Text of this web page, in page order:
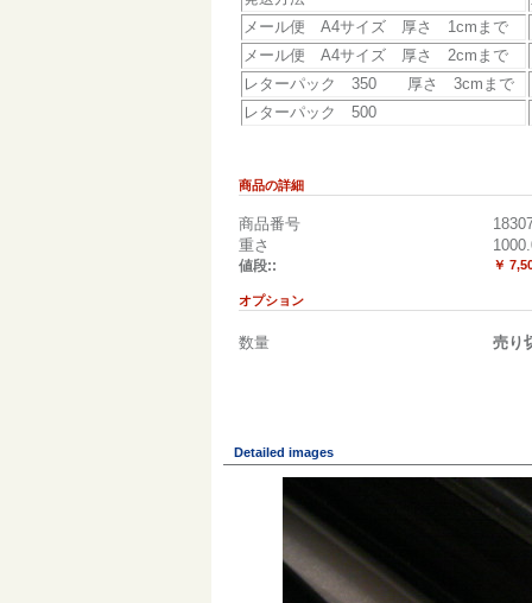
メール便 A4サイズ 厚さ 1cmまで
メール便 A4サイズ 厚さ 2cmまで
レターパック 350 厚さ 3cmまで
レターパック 500
商品の詳細
商品番号
重さ
値段:: ￥
オプション
数量 売り
Detailed images